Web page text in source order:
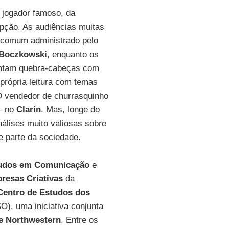
famoso, da
As audiências muitas
administrado pelo
, enquanto os
quebra-cabeças com
leitura com temas
vendedor de churrasquinho
no Clarín. Mas, longe do
muito valiosas sobre
parte da sociedade.
em Comunicaçãoe
Criativasda
de Estudos dos
uma iniciativa conjunta
Northwestern. Entre os